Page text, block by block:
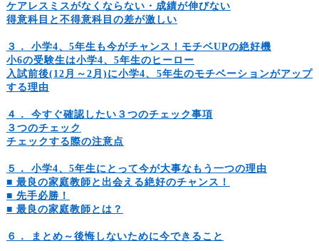
ケアレスミスがなくならない・成績が伸びない
得意科目と不得意科目の差が激しい
３． 小学4、5年生も今がチャンス！モチベUPの絶好機
小6の受験生は小学4、5年生のヒーロー
入試前後(12 月～2 月) に小学4、5年生のモチベーションがアップ
する理由
４． 今すぐ確認したい３つのチェック事項
３つのチェック
チェックする際の注意点
５． 小学4、5年生にとって今が大事なもう一つの理由
■ 最良の家庭教師と出会える絶好のチャンス！
■ 先手必勝！
■ 最良の家庭教師とは？
６． まとめ～後悔しないために今できること